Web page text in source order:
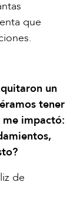
que
un
tener
impactó:
de